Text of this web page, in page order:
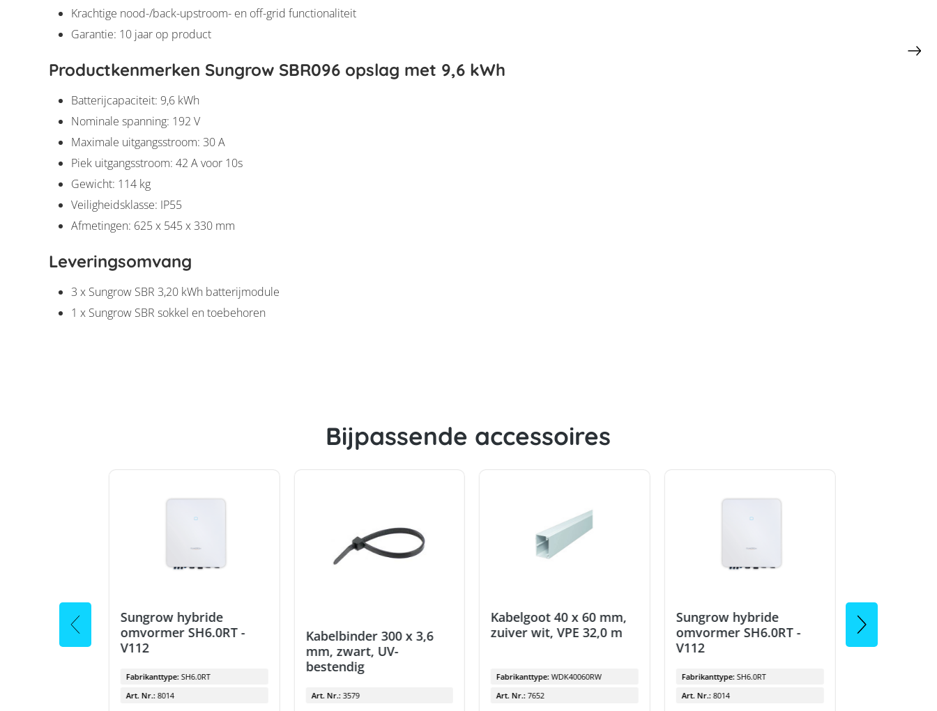
Krachtige nood-/back-upstroom- en off-grid functionaliteit
Garantie: 10 jaar op product
Productkenmerken Sungrow SBR096 opslag met 9,6 kWh
Batterijcapaciteit: 9,6 kWh
Nominale spanning: 192 V
Maximale uitgangsstroom: 30 A
Piek uitgangsstroom: 42 A voor 10s
Gewicht: 114 kg
Veiligheidsklasse: IP55
Afmetingen: 625 x 545 x 330 mm
Leveringsomvang
3 x Sungrow SBR 3,20 kWh batterijmodule
1 x Sungrow SBR sokkel en toebehoren
Bijpassende accessoires
Sungrow hybride
omvormer SH6.0RT -
V112
Fabrikanttype: SH6.0RT
Art. Nr.: 8014
Kabelbinder 300 x 3,6
mm, zwart, UV-
bestendig
Art. Nr.: 3579
Kabelgoot 40 x 60 mm,
zuiver wit, VPE 32,0 m
Fabrikanttype:WDK40060RW
Art. Nr.:7652
Sungrow hybride
omvormer SH6.0RT -
V112
Fabrikanttype: SH6.0RT
Art. Nr.: 8014
Kabelbinder
mm, zwart,